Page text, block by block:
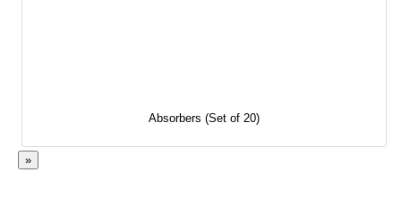
Absorbers (Set of 20)
»